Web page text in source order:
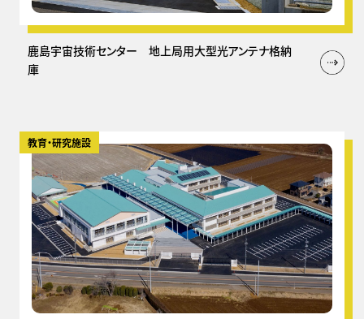
鹿島宇宙技術センター 地上局用大型光アンテナ格納
庫
教育・研究施設